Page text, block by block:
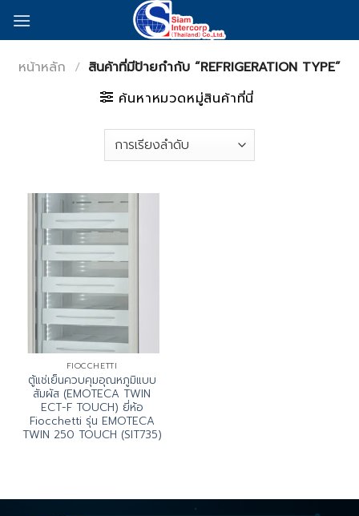
หน้าหลัก / สินค้าที่มีป้ายกำกับ “REFRIGERATION TYPE”
ค้นหาหมวดหมู่สินค้าที่นี่
FIOCCHETTI
ตู้แช่เย็นควบคุมอุณหภูมิแบบ
สัมผัส (EMOTECA TWIN
ECT-F TOUCH) ยี่ห้อ
Fiocchetti รุ่น EMOTECA
TWIN 250 TOUCH (SIT735)